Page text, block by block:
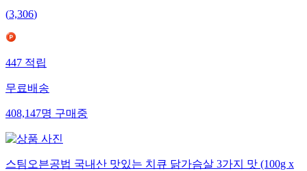
(3,306)
447 적립
무료배송
408,147명 구매중
스팀오븐공법 국내산 맛있는 치큐 닭가슴살 3가지 맛 (100g x